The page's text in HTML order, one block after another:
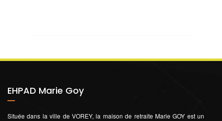
EHPAD Marie Goy
Située dans la ville de VOREY, la maison de retraite Marie GOY est un